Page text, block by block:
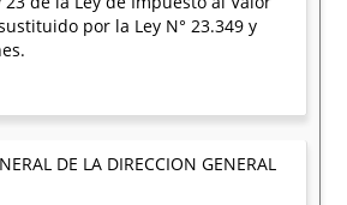
por la Ley N° 23.349 y
DE LA DIRECCION GENERAL